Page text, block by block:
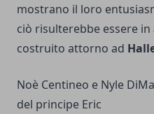
mostrano il loro
ciò risulterebbe essere
costruito attorno ad
Noè Centineo e Nyle
del principe Eric